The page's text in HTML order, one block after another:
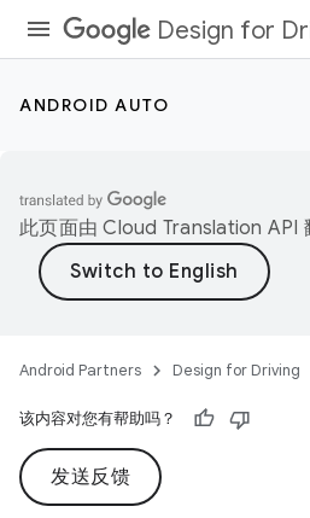
Design for
ANDROID AUTO
此页面由Cloud Translation API
Android Partners Design for Driving
该内容对您有帮助吗？
发送反馈